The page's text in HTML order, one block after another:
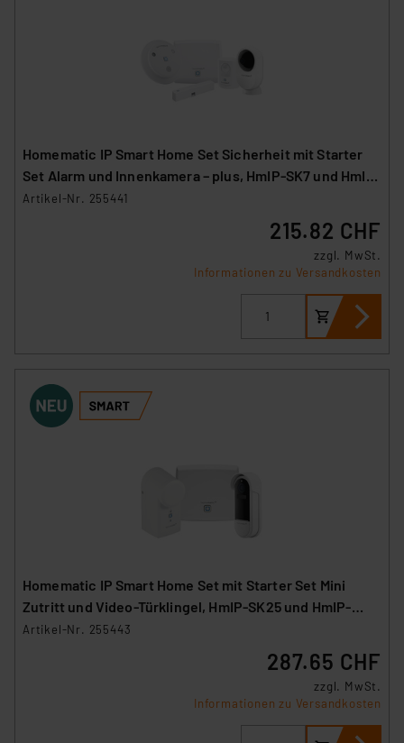
Homematic IP Smart Home Set Sicherheit mit Starter
Set Alarm und Innenkamera – plus, HmIP-SK7 und HmIP-
CI-PL
Artikel-Nr. 255441
215.82 CHF
zzgl. MwSt.
Informationen zu Versandkosten
Homematic IP Smart Home Set mit Starter Set Mini
Zutritt und Video-Türklingel, HmIP-SK25 und HmIP-
CODB
Artikel-Nr. 255443
287.65 CHF
zzgl. MwSt.
Informationen zu Versandkosten